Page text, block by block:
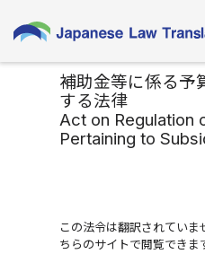
補助金等に係る予
する法律
Act on Regulation
Pertaining to
この法令は翻訳されてい
ちらのサイトで閲覧できま